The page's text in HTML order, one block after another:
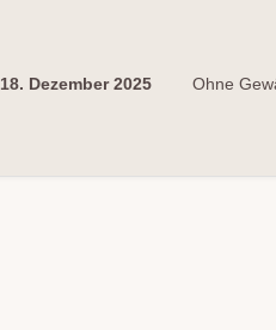
18. Dezember 2025 Ohne